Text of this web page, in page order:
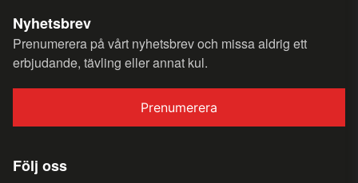
Nyhetsbrev
Prenumerera på vårt nyhetsbrev och missa aldrig ett
erbjudande, tävling eller annat kul.
Prenumerera
Följ oss